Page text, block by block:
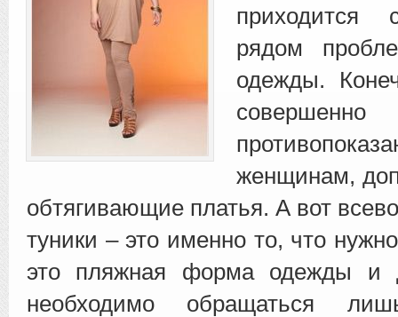
приходится
рядом
одежды.
совершенно
женщинам,
обтягивающие платья. А вот
туники – это именно то, что
это пляжная форма одежды и
необходимо обращаться